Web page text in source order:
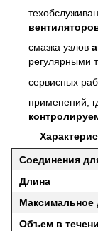
смазка узлов
регулярными
сервисных
применений,
Соединения
Длина
Максимальное
Объем в